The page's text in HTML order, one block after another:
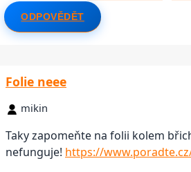
ODPOVĚDĚT
Folie neee
mikin
Taky zapomeňte na folii kolem
nefunguje! https://